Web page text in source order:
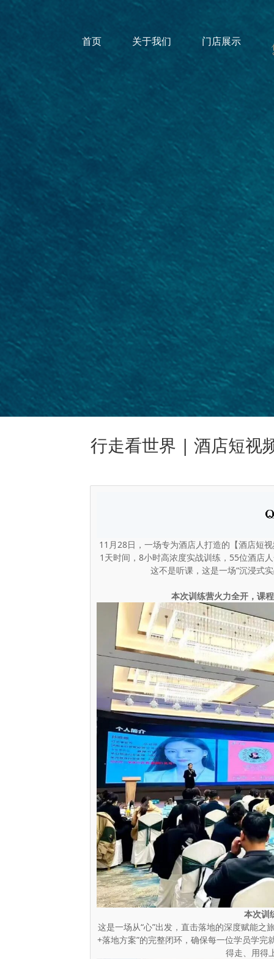
首页 关于我们 门店展示
行走看世界 | 酒店短视
11月28日，一场专为酒店人打造的【酒店短
1天时间，8小时高浓度实战训练，55位酒店
这不是听课，这是一场“沉浸式
本次训练营火力全开，课
本次训
这是一场从“心”出发，直击落地的深度赋能之
+落地方案”的完整闭环，确保每一位学员学
得走、用得